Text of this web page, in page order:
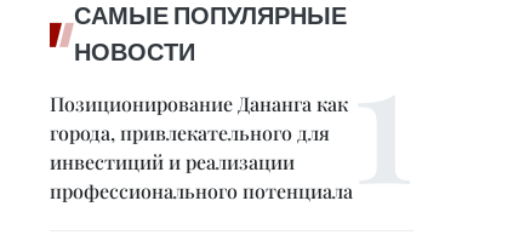
САМЫЕ ПОПУЛЯРНЫЕ
НОВОСТИ
Позиционирование Дананга как
города, привлекательного для
инвестиций и реализации
профессионального потенциала